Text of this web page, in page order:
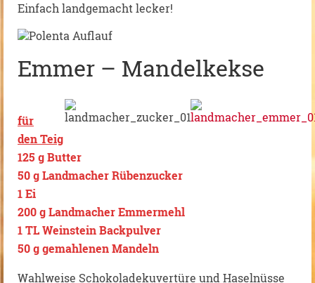
Einfach landgemacht lecker!
Emmer – Mandelkekse
für
den Teig
125 g Butter
50 g Landmacher Rübenzucker
1 Ei
200 g Landmacher Emmermehl
1 TL Weinstein Backpulver
50 g gemahlenen Mandeln
Wahlweise Schokoladekuvertüre und Haselnüsse